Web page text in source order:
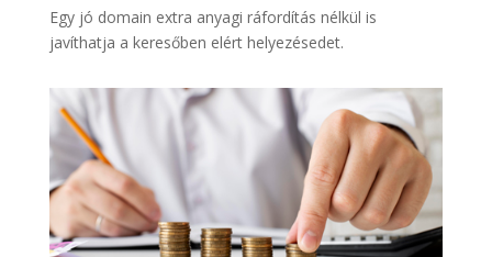
Egy jó domain extra anyagi ráfordítás nélkül is
javíthatja a keresőben elért helyezésedet.